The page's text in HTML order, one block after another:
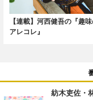
【連載】河西健吾の『趣
アレコレ』
紡木吏佐・